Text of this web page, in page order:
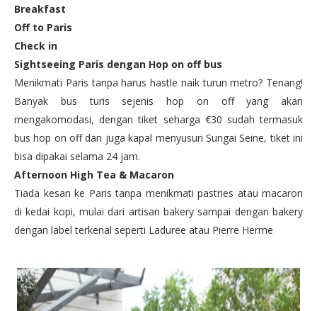
Breakfast
Off to Paris
Check in
Sightseeing Paris dengan Hop on off bus
Menikmati Paris tanpa harus hastle naik turun metro? Tenang!
Banyak bus turis sejenis hop on off yang akan
mengakomodasi, dengan tiket seharga €30 sudah termasuk
bus hop on off dan juga kapal menyusuri Sungai Seine, tiket ini
bisa dipakai selama 24 jam.
Afternoon High Tea & Macaron
Tiada kesan ke Paris tanpa menikmati pastries atau macaron
di kedai kopi, mulai dari artisan bakery sampai dengan bakery
dengan label terkenal seperti Laduree atau Pierre Herme